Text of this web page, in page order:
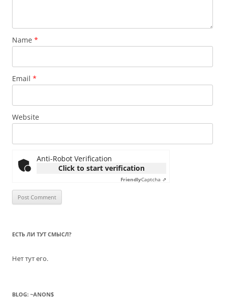
Name *
Email *
Website
Anti-Robot Verification
Click to start verification
FriendlyCaptcha ⇗
ЕСТЬ ЛИ ТУТ СМЫСЛ?
Нет тут его.
BLOG: ~ANON$